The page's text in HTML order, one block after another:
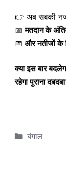
👉 अब सबकी
📅मतदान के
📅 और नतीजों के
क्या इस बार
रहेगा पुराना
Categories
बंगाल